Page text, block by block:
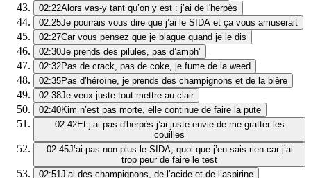
02:22Alors vas-y tant qu’on y est : j’ai de l'herpès
02:25Je pourrais vous dire que j’ai le SIDA et ça vous amuserait
02:27Car vous pensez que je blague quand je le dis
02:30Je prends des pilules, pas d’amph’
02:32Pas de crack, pas de coke, je fume de la weed
02:35Pas d’héroïne, je prends des champignons et de la bière
02:38Je veux juste tout mettre au clair
02:40Kim n’est pas morte, elle continue de faire la pute
02:42Et j’ai pas d'herpès j’ai juste envie de me gratter les
couilles
02:45J’ai pas non plus le SIDA, quoi que j’en sais rien car j’ai
trop peur de faire le test
02:51J’ai des champignons, de l’acide et de l’aspirine